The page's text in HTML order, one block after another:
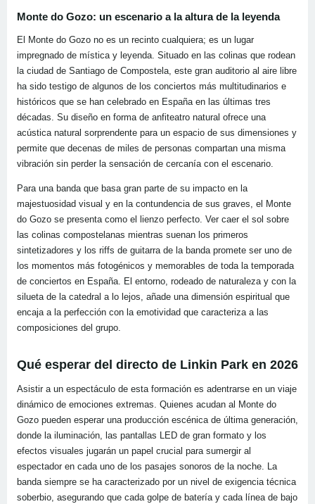
Monte do Gozo: un escenario a la altura de la leyenda
El Monte do Gozo no es un recinto cualquiera; es un lugar
impregnado de mística y leyenda. Situado en las colinas que rodean
la ciudad de Santiago de Compostela, este gran auditorio al aire libre
ha sido testigo de algunos de los conciertos más multitudinarios e
históricos que se han celebrado en España en las últimas tres
décadas. Su diseño en forma de anfiteatro natural ofrece una
acústica natural sorprendente para un espacio de sus dimensiones y
permite que decenas de miles de personas compartan una misma
vibración sin perder la sensación de cercanía con el escenario.
Para una banda que basa gran parte de su impacto en la
majestuosidad visual y en la contundencia de sus graves, el Monte
do Gozo se presenta como el lienzo perfecto. Ver caer el sol sobre
las colinas compostelanas mientras suenan los primeros
sintetizadores y los riffs de guitarra de la banda promete ser uno de
los momentos más fotogénicos y memorables de toda la temporada
de conciertos en España. El entorno, rodeado de naturaleza y con la
silueta de la catedral a lo lejos, añade una dimensión espiritual que
encaja a la perfección con la emotividad que caracteriza a las
composiciones del grupo.
Qué esperar del directo de Linkin Park en 2026
Asistir a un espectáculo de esta formación es adentrarse en un viaje
dinámico de emociones extremas. Quienes acudan al Monte do
Gozo pueden esperar una producción escénica de última generación,
donde la iluminación, las pantallas LED de gran formato y los
efectos visuales jugarán un papel crucial para sumergir al
espectador en cada uno de los pasajes sonoros de la noche. La
banda siempre se ha caracterizado por un nivel de exigencia técnica
soberbio, asegurando que cada golpe de batería y cada línea de bajo